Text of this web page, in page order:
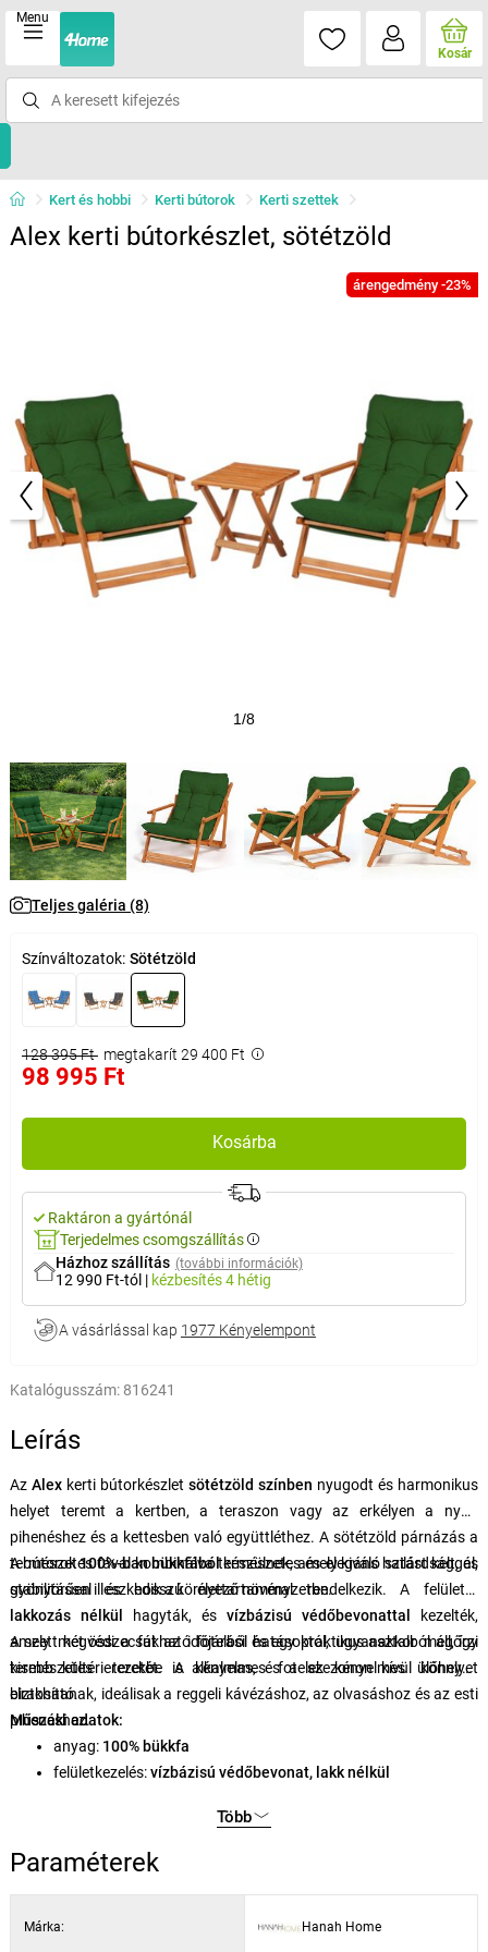
Menu
Kosár
Kert és hobbi Kerti bútorok Kerti szettek
Alex kerti bútorkészlet, sötétzöld
árengedmény -23%
1/8
Teljes galéria (8)
Színváltozatok: Sötétzöld
128 395 Ft megtakarít 29 400 Ft
98 995 Ft
Kosárba
Raktáron a gyártónál
Terjedelmes csomgszállítás
Házhoz szállítás (további információk)
12 990 Ft-tól | kézbesítés4 hétig
A vásárlással kap 1977 Kényelempont
Katalógusszám: 816241
Leírás
Az Alexkerti bútorkészlet sötétzöld színben nyugodt és harmonikus
helyet teremt a kertben, a teraszon vagy az erkélyen a nyári
pihenéshez és a kettesben való együttléthez. A sötétzöld párnázás a
természetes fával kombinálva természetes és elegáns hatást kelt, és
gyönyörűen illeszkedik a környező növényzetbe.
A bútorok100%-ban bükkfábólkészülnek, amely kiváló szilárdsággal,
stabilitással és hosszú élettartammal rendelkezik. A felületet
lakkozás nélkül hagyták, és vízbázisú védőbevonattal kezelték,
amely megvédi a fát az időjárási hatásoktól, ugyanakkor megőrzi
természetes erezetét. A kényelmes fotelek kényelmes ülőhelyet
biztosítanak, ideálisak a reggeli kávézáshoz, az olvasáshoz és az esti
pihenéshez.
A szett két összecsukható fotelből és egy praktikus asztalból áll, így
kisebb kültéri terekbe is alkalmas, és a szezonon kívül könnyen
elrakható.
Műszaki adatok:
anyag: 100% bükkfa
felületkezelés:vízbázisú védőbevonat, lakk nélkül
a szék méretei:
mélység)
székek száma:
Több
Paraméterek
Márka: Hanah Home